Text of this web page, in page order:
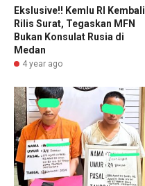
Ekslusive!! Kemlu RI Kembali
Rilis Surat, Tegaskan MFN
Bukan Konsulat Rusia di
Medan
4 year ago